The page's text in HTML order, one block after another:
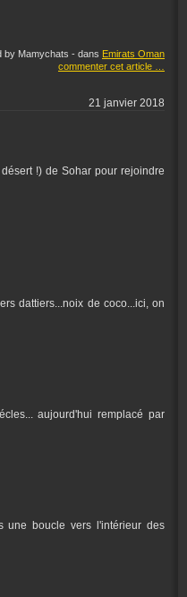
by Mamychats - dans Emirats Oman
commenter cet article
21 janvier 2018
!) de Sohar pour rejoindre
dattiers...noix de coco...ici, on
aujourd'hui remplacé par
une boucle vers l'intérieur des